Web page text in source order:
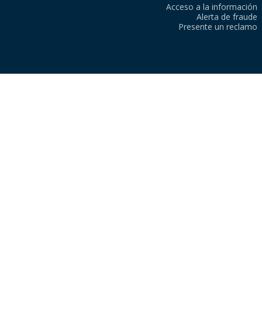
Acceso a la información
Alerta de fraude
Presente un reclamo